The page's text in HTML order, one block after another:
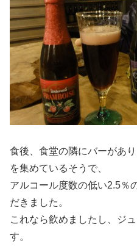
食後、食堂の隣にバーがあ
を集めているそうで、
アルコール度数の低い2.5％
だきました。
これなら飲めましたし、ジ
す。